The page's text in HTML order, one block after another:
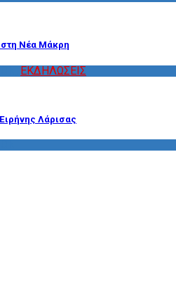
Νέα Μάκρη
ΕΚΔΗΛΩΣΕΙΣ
Λάρισας